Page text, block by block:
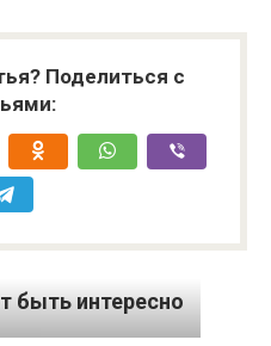
Поделиться с
быть интересно